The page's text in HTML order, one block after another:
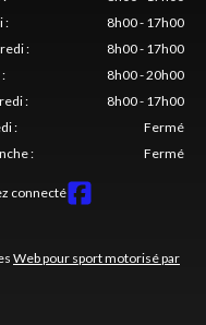
:
8h00 - 17h00
:
8h00 - 17h00
:
8h00 - 20h00
:
8h00 - 17h00
:
Fermé
: Fermé
connecté
Web pour sport motorisé par